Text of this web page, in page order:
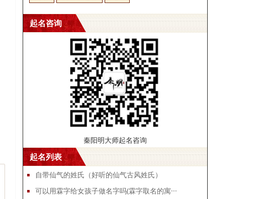
起名咨询
秦阳明大师起名咨询
起名列表
自带仙气的姓氏（好听的仙气古风姓氏）
可以用霖字给女孩子做名字吗(霖字取名的寓···